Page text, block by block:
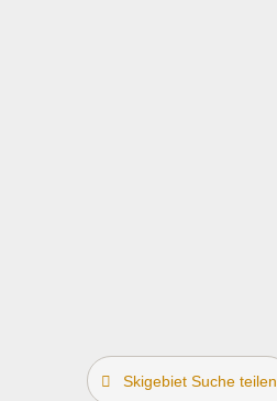
Skigebiet Suche teilen